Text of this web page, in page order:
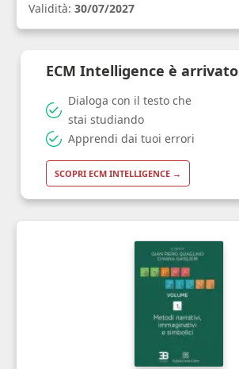
Validità: 30/07/2027
ECM Intelligence è arrivato
Dialoga con il testo che
stai studiando
Apprendi dai tuoi errori
SCOPRI ECM INTELLIGENCE →